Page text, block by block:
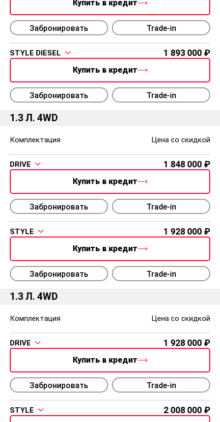
Купить в кредит
Забронировать Trade-in
STYLE DIESEL 1 893 000
Купить в кредит
Забронировать Trade-in
1.3 Л. 4WD
Комплектация Цена со скидкой
DRIVE 1 848 000
Купить в кредит
Забронировать Trade-in
STYLE 1 928 000
Купить в кредит
Забронировать Trade-in
1.3 Л. 4WD
Комплектация Цена со скидкой
DRIVE 1 928 000
Купить в кредит
Забронировать Trade-in
STYLE 2 008 000